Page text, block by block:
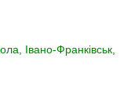
Івано-Франківськ,